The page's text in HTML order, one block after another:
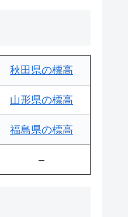
秋田県の標高
山形県の標高
福島県の標高
–